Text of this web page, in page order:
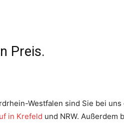
Preis.
Westfalen sind Sie bei
in Krefeld und NRW. Außerdem